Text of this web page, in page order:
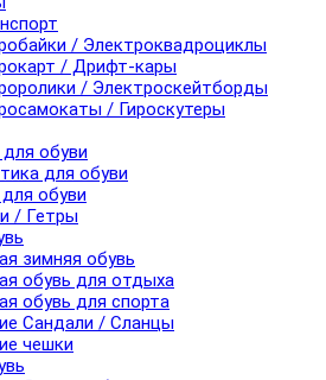
/ Электроквадроциклы
/ Дрифт-кары
/ Электроскейтборды
/ Гироскутеры
обуви
для обуви
обуви
/ Гетры
зимняя обувь
обувь для отдыха
обувь для спорта
Сандали / Сланцы
чешки